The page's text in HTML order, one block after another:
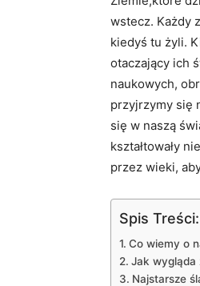
wstecz. Każdy
kiedyś tu żyli.
otaczający ich
naukowych,
przyjrzymy się
się w naszą
kształtowały
przez wieki,
Spis Treści:
Co wiemy o
Jak wygląda
Najstarsze